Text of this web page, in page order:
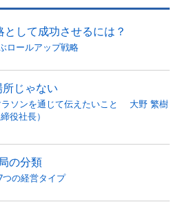
して成功させるには？
ロールアップ戦略
じゃない
ラソンを通じて伝えたいこと 大野 繁樹
役社長）
の分類
の経営タイプ